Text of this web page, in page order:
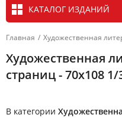
КАТАЛОГ ИЗДАНИЙ
Главная / Художественная
Художественная
страниц - 70х108 1/
В категории